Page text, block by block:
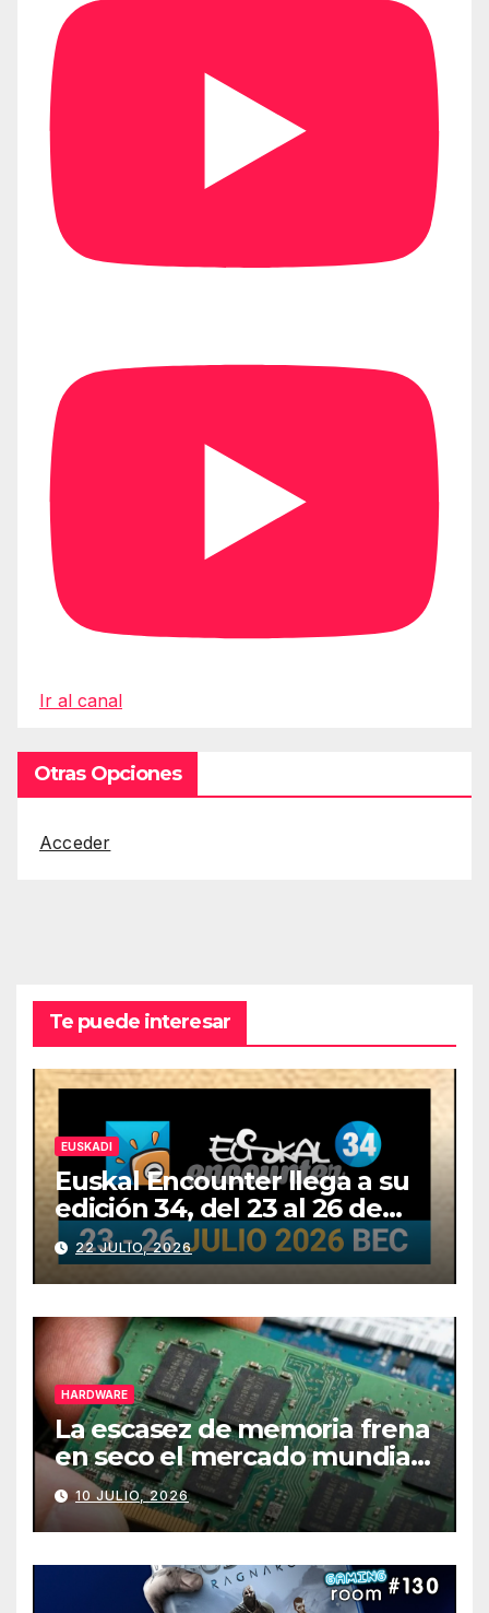
Ir al canal
Otras Opciones
Acceder
Te puede interesar
EUSKADI
Euskal Encounter llega a su
edición 34, del 23 al 26 de
julio
22 JULIO, 2026
HARDWARE
La escasez de memoria frena
en seco el mercado mundial
de PCs
10 JULIO, 2026